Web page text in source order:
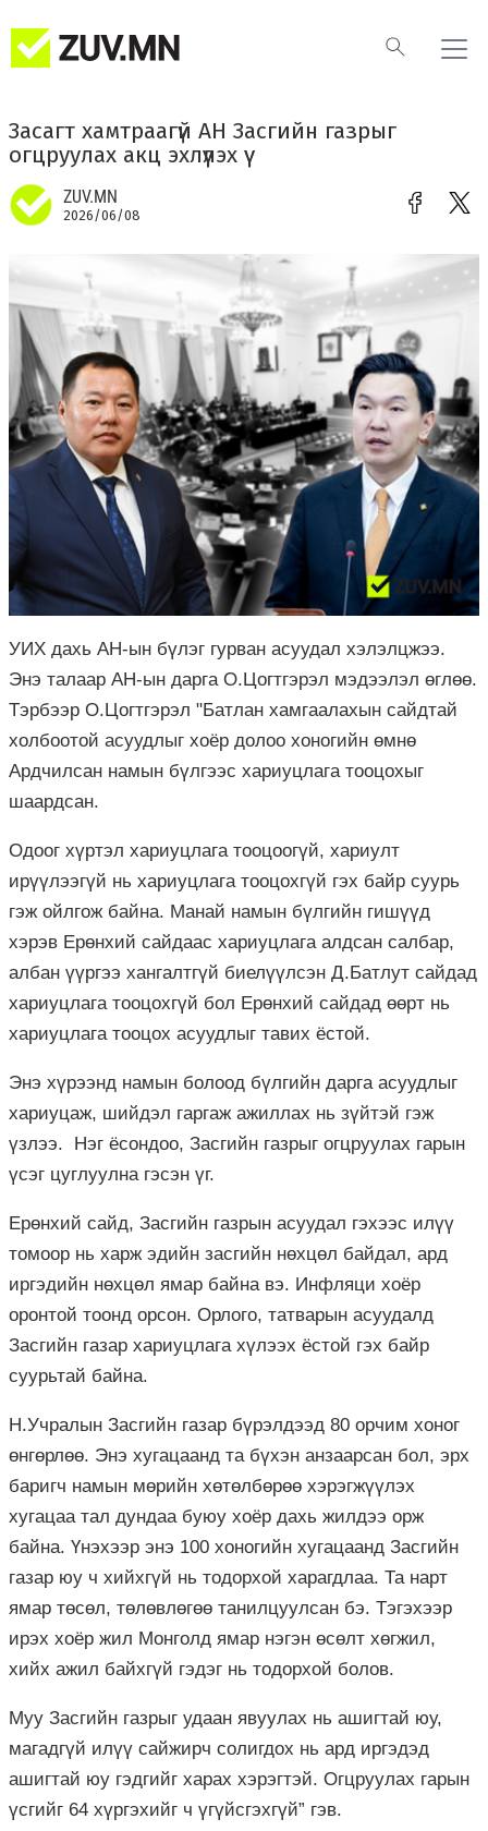
Засагт хамтраагүй АН Засгийн газрыг
огцруулах акц эхлүүлэх үү
ZUV.MN
2026/06/08
УИХ дахь АН-ын бүлэг гурван асуудал хэлэлцжээ.
Энэ талаар АН-ын дарга О.Цогтгэрэл мэдээлэл өглөө.
Тэрбээр О.Цогтгэрэл "Батлан хамгаалахын сайдтай
холбоотой асуудлыг хоёр долоо хоногийн өмнө
Ардчилсан намын бүлгээс хариуцлага тооцохыг
шаардсан.
Одоог хүртэл хариуцлага тооцоогүй, хариулт
ирүүлээгүй нь хариуцлага тооцохгүй гэх байр суурь
гэж ойлгож байна. Манай намын бүлгийн гишүүд
хэрэв Ерөнхий сайдаас хариуцлага алдсан салбар,
албан үүргээ хангалтгүй биелүүлсэн Д.Батлут сайдад
хариуцлага тооцохгүй бол Ерөнхий сайдад өөрт нь
хариуцлага тооцох асуудлыг тавих ёстой.
Энэ хүрээнд намын болоод бүлгийн дарга асуудлыг
хариуцаж, шийдэл гаргаж ажиллах нь зүйтэй гэж
үзлээ. Нэг ёсондоо, Засгийн газрыг огцруулах гарын
үсэг цуглуулна гэсэн үг.
Ерөнхий сайд, Засгийн газрын асуудал гэхээс илүү
томоор нь харж эдийн засгийн нөхцөл байдал, ард
иргэдийн нөхцөл ямар байна вэ. Инфляци хоёр
оронтой тоонд орсон. Орлого, татварын асуудалд
Засгийн газар хариуцлага хүлээх ёстой гэх байр
суурьтай байна.
Н.Учралын Засгийн газар бүрэлдээд 80 орчим хоног
өнгөрлөө. Энэ хугацаанд та бүхэн анзаарсан бол, эрх
баригч намын мөрийн хөтөлбөрөө хэрэгжүүлэх
хугацаа тал дундаа буюу хоёр дахь жилдээ орж
байна. Үнэхээр энэ 100 хоногийн хугацаанд Засгийн
газар юу ч хийхгүй нь тодорхой харагдлаа. Та нарт
ямар төсөл, төлөвлөгөө танилцуулсан бэ. Тэгэхээр
ирэх хоёр жил Монголд ямар нэгэн өсөлт хөгжил,
хийх ажил байхгүй гэдэг нь тодорхой болов.
Муу Засгийн газрыг удаан явуулах нь ашигтай юу,
магадгүй илүү сайжирч солигдох нь ард иргэдэд
ашигтай юу гэдгийг харах хэрэгтэй. Огцруулах гарын
үсгийг 64 хүргэхийг ч үгүйсгэхгүй” гэв.